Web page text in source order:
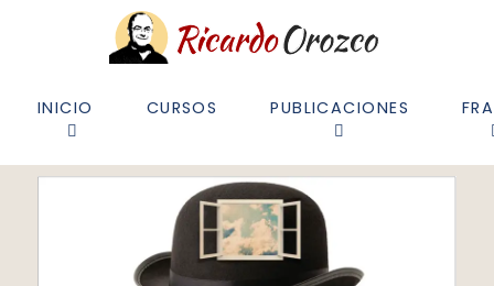
INICIO CURSOS PUBLICACIONES